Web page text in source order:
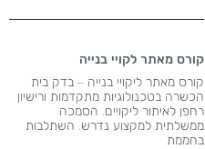
קורס מאתר לקויי בנייה
קורס מאתר ליקויי בנייה – בדק בית
הכשרה בטכנולוגיות מתקדמות ורישיון
רחפן לאיתור ליקויים. הסמכה
ממשלתית למקצוע נדרש​. השתלבות
בחממת